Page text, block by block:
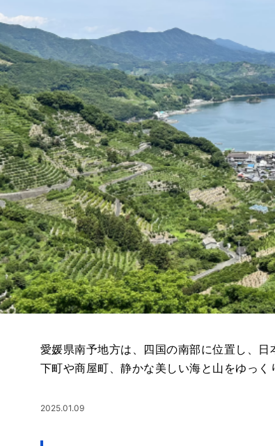
愛媛県南予地方は、四国の南部に位置し、
下町や商屋町、静かな美しい海と山をゆっく
2025.01.09